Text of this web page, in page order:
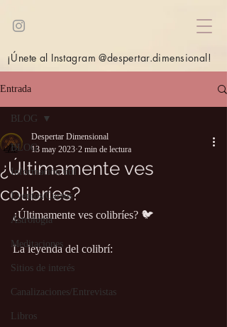
¡Únete al Instagram @despertar.dimensional!
Entrada
BLOG
Información útil
Eventos/Cursos
Astrología
Meditaciones
Sitios de interés
Canalizaciones/Entrevistas
Libros
BLOG
¿Últimamente ves
colibríes?
Despertar Dimensional
13 may 2023 2 min de lectura
¿Últimamente ves colibríes? 🐦
La leyenda del colibrí: